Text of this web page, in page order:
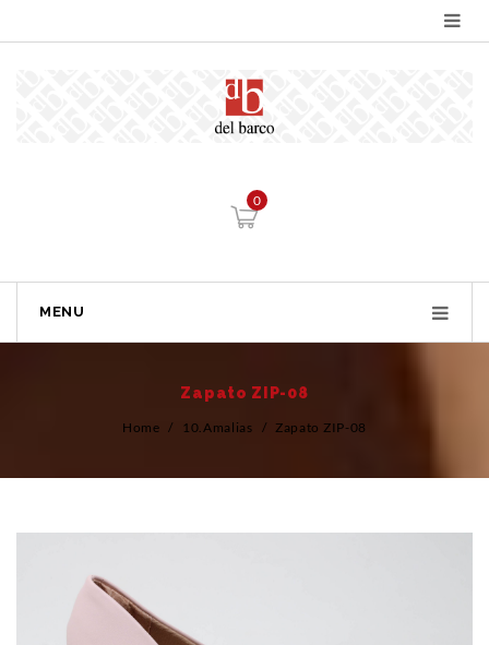
0
MENU
Zapato ZIP-08
Home / 10.Amalias / Zapato ZIP-08